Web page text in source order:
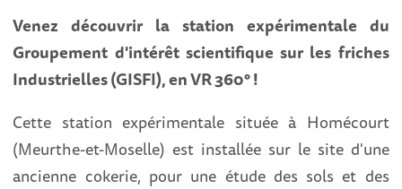
Venez découvrir la station expérimentale du
Groupement d'intérêt scientifique sur les friches
Industrielles (GISFI), en VR 360° !
Cette station expérimentale située à Homécourt
(Meurthe-et-Moselle) est installée sur le site d'une
ancienne cokerie, pour une étude des sols et des